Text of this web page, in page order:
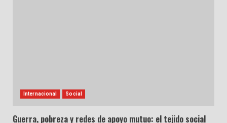
Internacional Social
Guerra, pobreza y redes de apoyo mutuo: el tejido social